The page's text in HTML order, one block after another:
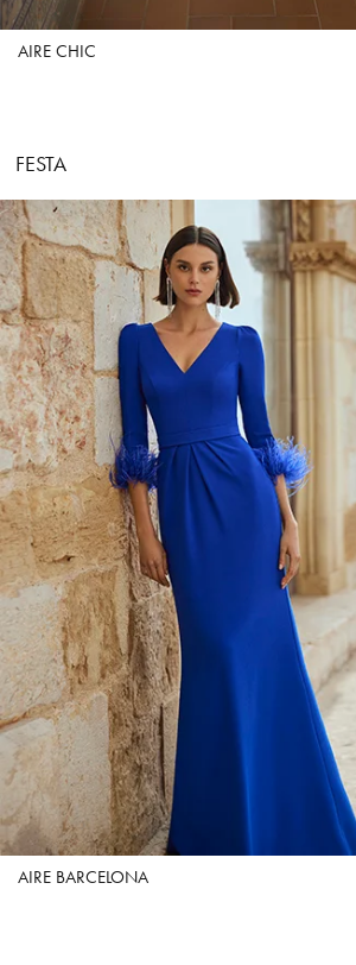
AIRE CHIC
FESTA
AIRE BARCELONA